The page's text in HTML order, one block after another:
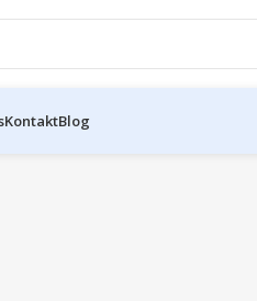
KontaktBlog